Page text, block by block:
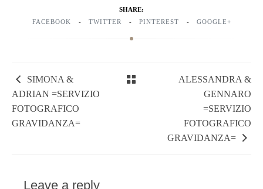
SHARE:
FACEBOOK
TWITTER PINTEREST GOOGLE+
SIMONA &
ADRIAN =SERVIZIO
FOTOGRAFICO
GRAVIDANZA=
ALESSANDRA &
GENNARO
=SERVIZIO
FOTOGRAFICO
GRAVIDANZA=
Leave a reply